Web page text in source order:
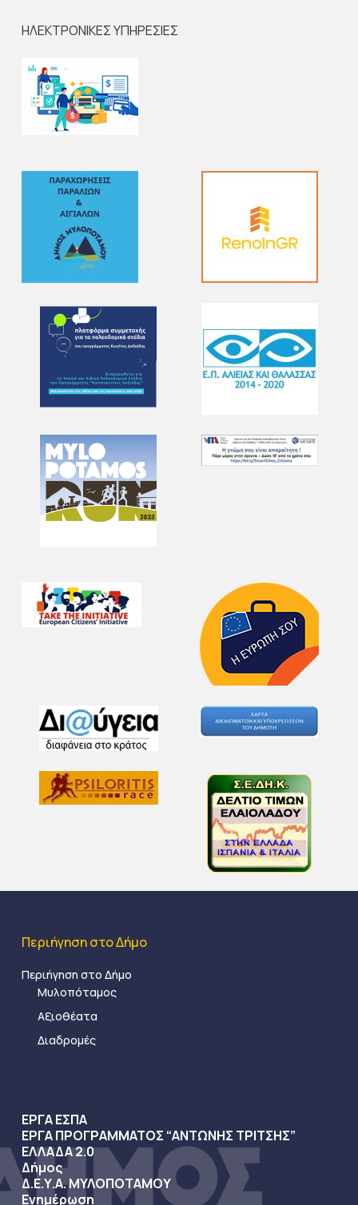
ΗΛΕΚΤΡΟΝΙΚΕΣ ΥΠΗΡΕΣΙΕΣ
Περιήγηση στο Δήμο
Περιήγηση στο Δήμο
Μυλοπόταμος
Αξιοθέατα
Διαδρομές
ΕΡΓΑ ΕΣΠΑ
ΕΡΓΑ ΠΡΟΓΡΑΜΜΑΤΟΣ “ΑΝΤΩΝΗΣ ΤΡΙΤΣΗΣ”
ΕΛΛΑΔΑ 2.0
Δήμος
Δ.Ε.Υ.Α. ΜΥΛΟΠΟΤΑΜΟΥ
Ενημέρωση